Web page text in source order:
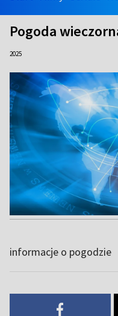
Pogoda
2025
informacje o pogodzie